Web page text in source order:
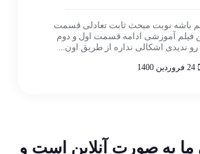
باشه نوبت مبحث ثابت تعادلی قسمت
آموزشی ادامه قسمت اول و دوم
ندیدی اشکالی نداره از طریق اون...
به صورت آنلاین است و